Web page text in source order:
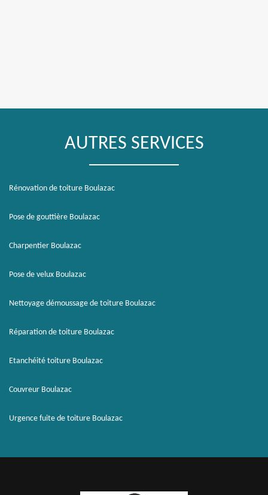
AUTRES SERVICES
Rénovation de toiture Boulazac
Pose de gouttière Boulazac
Charpentier Boulazac
Pose de velux Boulazac
Nettoyage démoussage de toiture Boulazac
Réparation de toiture Boulazac
Etanchéité toiture Boulazac
Couvreur Boulazac
Urgence fuite de toiture Boulazac